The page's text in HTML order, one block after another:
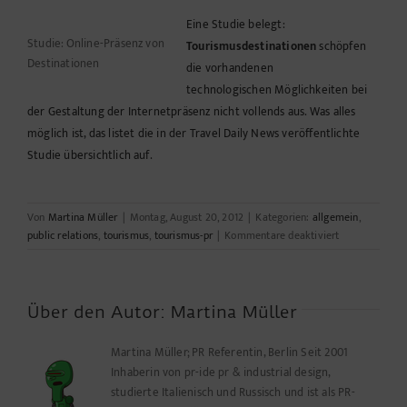
Studie: Online-Präsenz von
Destinationen
Eine Studie belegt:
Tourismusdestinationenschöpfen
die vorhandenen
technologischen Möglichkeiten bei
der Gestaltung der Internetpräsenz nicht vollends aus. Was alles
möglich ist, das listet die in derTravel Daily Newsveröffentlichte
Studie übersichtlich auf.
Von Martina Müller | Montag, August 20, 2012 | Kategorien: allgemein,
public relations, tourismus, tourismus-pr | Kommentare deaktiviertfür
machens
nicht!?
Über den Autor: Martina Müller
Martina Müller; PR Referentin, Berlin Seit 2001
Inhaberin von pr-ide pr & industrial design,
studierte Italienisch und Russisch und ist als PR-